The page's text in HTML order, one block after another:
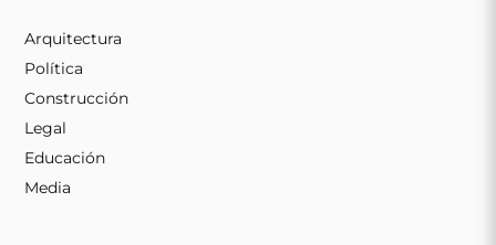
Arquitectura
Política
Construcción
Legal
Educación
Media